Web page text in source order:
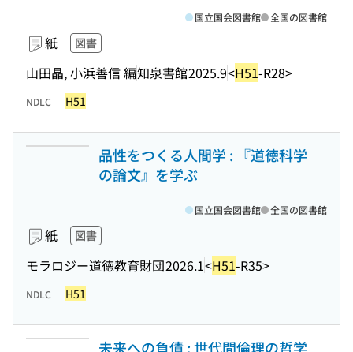
紙 図書
山田晶, 小浜善信 編知泉書館2025.9<H51-R28>
国立国会図書館 全国の図書館
NDLC H51
品性をつくる人間学 : 『道徳科学
の論文』を学ぶ
紙 図書
モラロジー道徳教育財団2026.1<H51-R35>
国立国会図書館 全国の図書館
NDLC H51
未来への負債 : 世代間倫理の哲学